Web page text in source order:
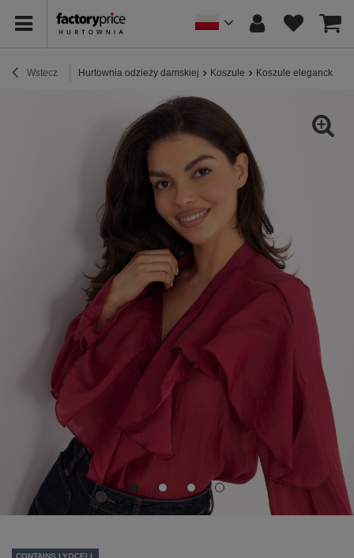
Wstecz Hurtownia odzieży damskiej Koszule Koszule eleganckie